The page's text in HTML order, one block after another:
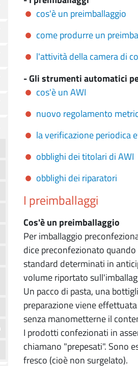
cos'è un preimballaggio
come produrre un
l'attività della camera di
- Gli strumenti automatici
cos'è un AWI
nuovo regolamento
la verificazione periodica
obblighi dei titolari di AWI
obblighi dei riparatori
I preimballaggi
Cos'è un preimballaggio
Per imballaggio
dice preconfezionato
standard determinati in
volume riportato
Un pacco di pasta, una
preparazione viene
senza manometterne il
I prodotti confezionati in
chiamano "prepesati". Sono
fresco (cioè non surgelato).